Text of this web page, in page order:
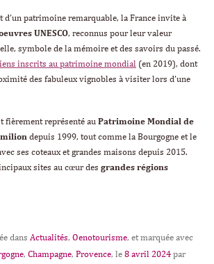
d’un patrimoine remarquable, la France invite à
UNESCO, reconnus pour leur valeur
symbole de la mémoire et des savoirs du passé.
inscrits au patrimoine mondial (en 2019), dont
des fabuleux vignobles à visiter lors d’une
fièrement représenté au Patrimoine Mondial de
depuis 1999, tout comme la Bourgogne et le
ses coteaux et grandes maisons depuis 2015.
sites au cœur des grandes régions
dans Actualités, Oenotourisme, et marquée avec
, Champagne, Provence, le 8 avril 2024 par